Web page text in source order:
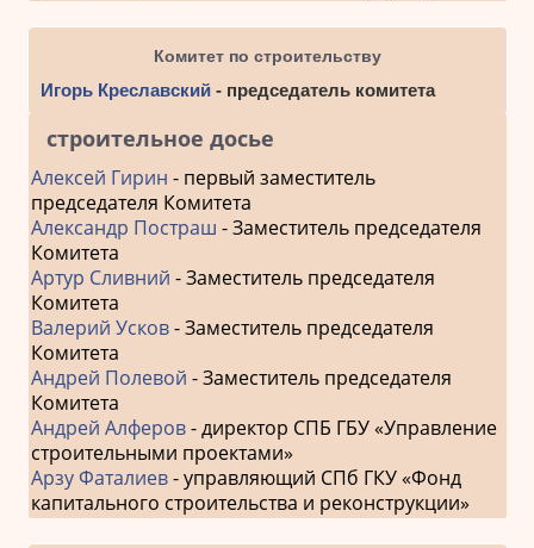
Комитет по строительству
Игорь Креславский - председатель комитета
строительное досье
Алексей Гирин - первый заместитель
председателя Комитета
Александр Постраш - Заместитель председателя
Комитета
Артур Сливний - Заместитель председателя
Комитета
Валерий Усков- Заместитель председателя
Комитета
Андрей Полевой - Заместитель председателя
Комитета
Андрей Алферов- директор СПБ ГБУ «Управление
строительными проектами»
Арзу Фаталиев- управляющий СПб ГКУ «Фонд
капитального строительства и реконструкции»